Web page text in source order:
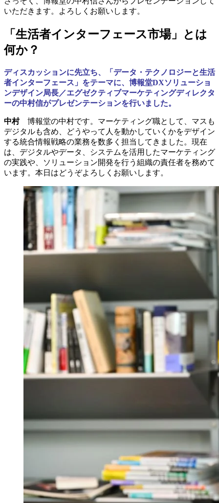
いただきます。よろしくお願いします。
「生活者インターフェース市場」とは
何か？
ディスカッションに先立ち、「データ・テクノロジーと生活
者インターフェース」をテーマに、博報堂DXソリューショ
ンデザイン局長／エグゼクティブマーケティングディレクタ
ーの中村信がプレゼンテーションを行いました。
中村博報堂の中村です。マーケティング職として、マスも
デジタルも含め、どうやって人を動かしていくかをデザイン
する統合情報戦略の業務を数多く担当してきました。現在
は、デジタルやデータ、システムを活用したマーケティング
の実践や、ソリューション開発を行う組織の責任者を務めて
います。本日はどうぞよろしくお願いします。